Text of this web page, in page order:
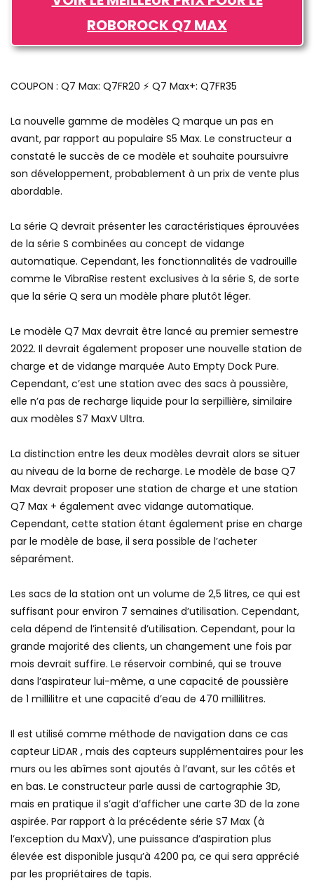
ROBOROCK Q7 MAX
COUPON : Q7 Max: Q7FR20 ⚡ Q7 Max+: Q7FR35
La nouvelle gamme de modèles Q marque un pas en
avant, par rapport au populaire S5 Max. Le constructeur a
constaté le succès de ce modèle et souhaite poursuivre
son développement, probablement à un prix de vente plus
abordable.
La série Q devrait présenter les caractéristiques éprouvées
de la série S combinées au concept de vidange
automatique. Cependant, les fonctionnalités de vadrouille
comme le VibraRise restent exclusives à la série S, de sorte
que la série Q sera un modèle phare plutôt léger.
Le modèle Q7 Max devrait être lancé au premier semestre
2022. Il devrait également proposer une nouvelle station de
charge et de vidange marquée Auto Empty Dock Pure.
Cependant, c’est une station avec des sacs à poussière,
elle n’a pas de recharge liquide pour la serpillière, similaire
aux modèles S7 MaxV Ultra.
La distinction entre les deux modèles devrait alors se situer
au niveau de la borne de recharge. Le modèle de base Q7
Max devrait proposer une station de charge et une station
Q7 Max + également avec vidange automatique.
Cependant, cette station étant également prise en charge
par le modèle de base, il sera possible de l’acheter
séparément.
Les sacs de la station ont un volume de 2,5 litres, ce qui est
suffisant pour environ 7 semaines d’utilisation. Cependant,
cela dépend de l’intensité d’utilisation. Cependant, pour la
grande majorité des clients, un changement une fois par
mois devrait suffire. Le réservoir combiné, qui se trouve
dans l’aspirateur lui-même, a une capacité de poussière
de 1 millilitre et une capacité d’eau de 470 millilitres.
Il est utilisé comme méthode de navigation dans ce cas
capteur LiDAR , mais des capteurs supplémentaires pour les
murs ou les abîmes sont ajoutés à l’avant, sur les côtés et
en bas. Le constructeur parle aussi de cartographie 3D,
mais en pratique il s’agit d’afficher une carte 3D de la zone
aspirée. Par rapport à la précédente série S7 Max (à
l’exception du MaxV), une puissance d’aspiration plus
élevée est disponible jusqu’à 4200 pa, ce qui sera apprécié
par les propriétaires de tapis.